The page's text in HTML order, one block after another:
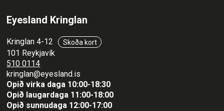
Eyesland Kringlan
Kringlan 4-12 Skoða kort
101 Reykjavík
510 0114
kringlan@eyesland.is
Opið virka daga 10:00-18:30
Opið laugardaga 11:00-18:00
Opið sunnudaga 12:00-17:00